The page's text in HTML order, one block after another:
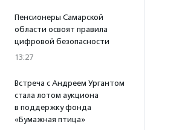
Пенсионеры Самарской
области освоят правила
цифровой безопасности
13:27
Встреча с Андреем Ургантом
стала лотом аукциона
в поддержку фонда
«Бумажная птица»